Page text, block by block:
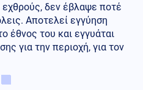
δεν έβλαψε ποτέ
Αποτελεί εγγύηση
έθνος του και εγγυάται
για την περιοχή, για τον